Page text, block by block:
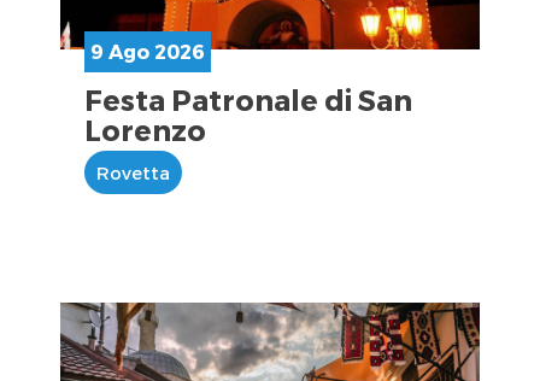
9 Ago 2026
Festa Patronale di San
Lorenzo
Rovetta